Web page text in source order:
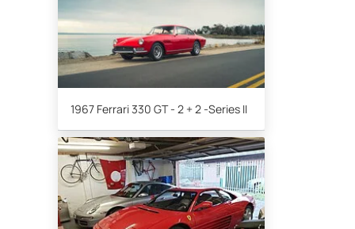
1967 Ferrari 330 GT - 2 + 2 -Series II